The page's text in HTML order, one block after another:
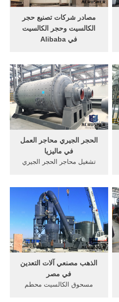
مصادر شركات تصنيع حجر
الكالسيت وحجر الكالسيت
في Alibaba
الكالسيت ومنتجات حجر
الكالسيت بأفضل الأسعار في
Alibaba
الحجر الجيري محاجر العمل
في ماليزيا
تشغيل محاجر الحجر الجيري
يسير بجانب آلة قطع الحجر
الجيري في محاجر المنيا بصعيد
مصر الشمس تشرق على
العمال أثناء العمل بمحاجر
المنيا في صعيد مصر,نشاط
تشغيل و إدارة المحاجر ...
الذهب مصنعي آلات التعدين
في مصر
مسحوق الكالسيت محطم